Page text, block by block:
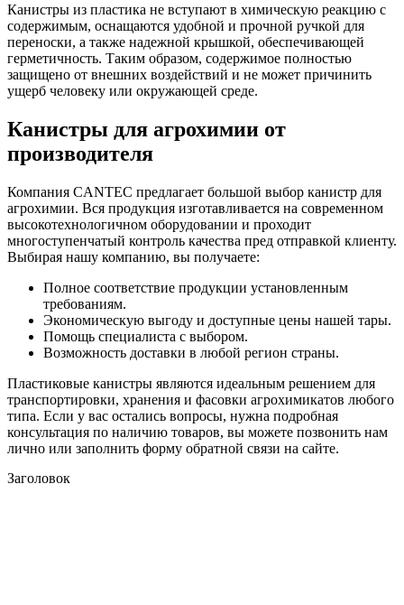
Канистры из пластика не вступают в химическую реакцию с
содержимым, оснащаются удобной и прочной ручкой для
переноски, а также надежной крышкой, обеспечивающей
герметичность. Таким образом, содержимое полностью
защищено от внешних воздействий и не может причинить
ущерб человеку или окружающей среде.
Канистры для агрохимии от
производителя
Компания CANTEC предлагает большой выбор канистр для
агрохимии. Вся продукция изготавливается на современном
высокотехнологичном оборудовании и проходит
многоступенчатый контроль качества пред отправкой клиенту.
Выбирая нашу компанию, вы получаете:
Полное соответствие продукции установленным
требованиям.
Экономическую выгоду и доступные цены нашей тары.
Помощь специалиста с выбором.
Возможность доставки в любой регион страны.
Пластиковые канистры являются идеальным решением для
транспортировки, хранения и фасовки агрохимикатов любого
типа. Если у вас остались вопросы, нужна подробная
консультация по наличию товаров, вы можете позвонить нам
лично или заполнить форму обратной связи на сайте.
Заголовок